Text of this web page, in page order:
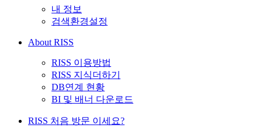
내 정보
검색환경설정
About RISS
RISS 이용방법
RISS 지식더하기
DB연계 현황
BI 및 배너 다운로드
RISS 처음 방문 이세요?